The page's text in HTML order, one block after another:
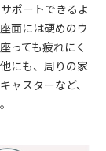
ポートできるよ
面には硬めのウ
っても疲れにく
にも、周りの家
ャスターなど、